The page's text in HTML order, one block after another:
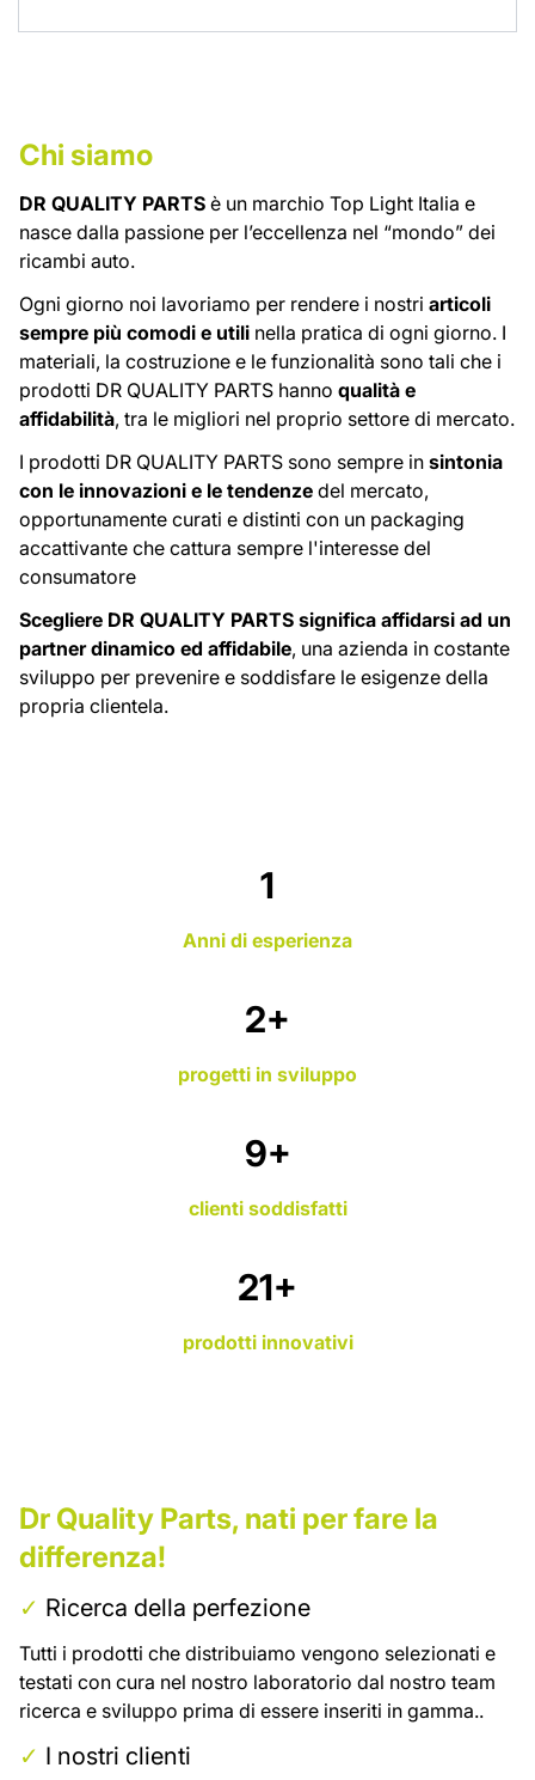
Chi siamo
DR QUALITY PARTS è un marchio Top Light Italia e
nasce dalla passione per l’eccellenza nel “mondo” dei
ricambi auto.
Ogni giorno noi lavoriamo per rendere i nostri articoli
sempre più comodi e utili nella pratica di ogni giorno. I
materiali, la costruzione e le funzionalità sono tali che i
prodotti DR QUALITY PARTS hanno qualità e
affidabilità, tra le migliori nel proprio settore di mercato.
I prodotti DR QUALITY PARTS sono sempre in sintonia
con le innovazioni e le tendenze del mercato,
opportunamente curati e distinti con un packaging
accattivante che cattura sempre l'interesse del
consumatore
Scegliere DR QUALITY PARTS significa affidarsi ad un
partner dinamico ed affidabile, una azienda in costante
sviluppo per prevenire e soddisfare le esigenze della
propria clientela.
1
Anni di esperienza
3+
progetti in sviluppo
11+
clienti soddisfatti
26+
prodotti innovativi
Dr Quality Parts, nati per fare la
differenza!
✓ Ricerca della perfezione
Tutti i prodotti che distribuiamo vengono selezionati e
testati con cura nel nostro laboratorio dal nostro team
ricerca e sviluppo prima di essere inseriti in gamma..
✓ I nostri clienti